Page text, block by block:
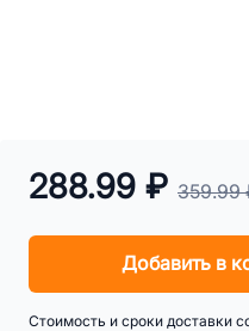
288.99 ₽ 359.99
Добавить в
Стоимость и сроки доставки